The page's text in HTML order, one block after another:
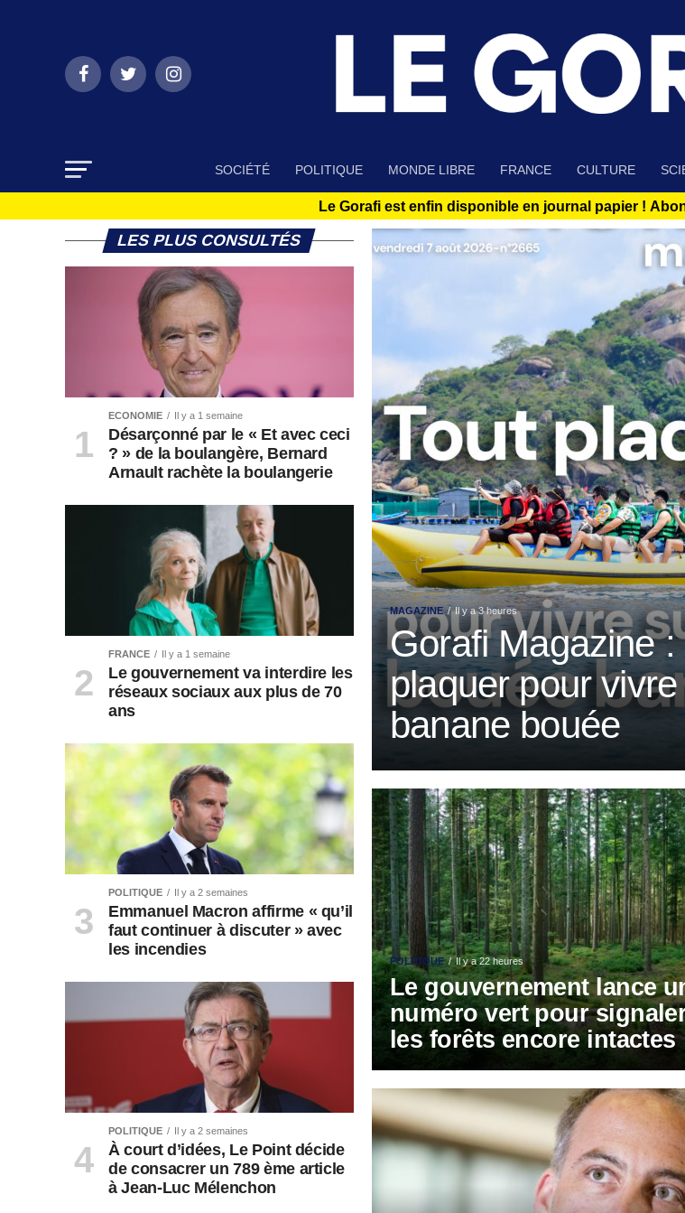
SOCIÉTÉ POLITIQUE MONDE LIBRE FRANCE CULTURE
Le Gorafi est enfin disponible en journal papier !
MAGAZINE Il y a 3 heures
Gorafi Magazine :
plaquer pour
banane bouée
POLITIQUE Il y a 22 heures
Le gouvernement lance
numéro vert pour
les forêts encore intactes
LES PLUS CONSULTÉS
ECONOMIE Il y a 1 semaine
Désarçonné par le « Et avec ceci
? » de la boulangère, Bernard
Arnault rachète la boulangerie
FRANCE Il y a 1 semaine
Le gouvernement va interdire les
réseaux sociaux aux plus de 70
ans
POLITIQUE Il y a 2 semaines
Emmanuel Macron affirme « qu’il
faut continuer à discuter » avec
les incendies
POLITIQUE Il y a 2 semaines
À court d’idées, Le Point décide
de consacrer un 789 ème article
à Jean-Luc Mélenchon